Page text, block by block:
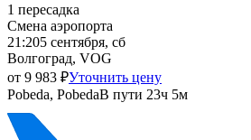
1 пересадка
Смена аэропорта
21:205 сентября, сб
Волгоград, VOG
от 9 983 ₽Уточнить цену
Pobeda, PobedaВ пути 23ч 5м